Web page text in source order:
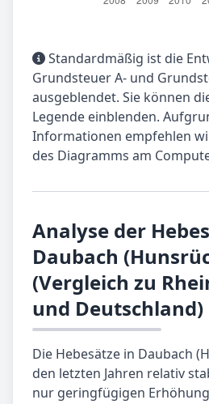
Standardmäßig ist die
Grundsteuer A- und
ausgeblendet. Sie können
Legende einblenden.
Informationen empfehlen
des Diagramms am
Analyse der
Daubach
(Vergleich zu
und Deutschland)
Die Hebesätze in Daubach
den letzten Jahren relativ
nur geringfügigen